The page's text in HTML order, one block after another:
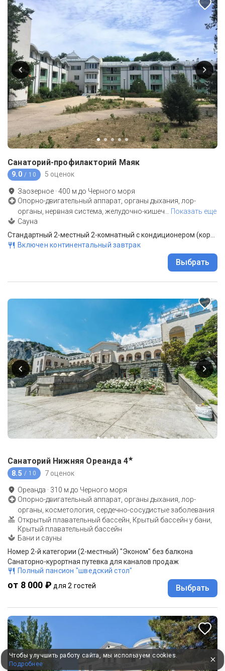
Санаторий-профилакторий Маяк
9.0 / 10 5 оценок
Заозерное ·400 м до Черного моря
Опорно-двигательный аппарат, органы дыхания, лор-
органы, нервная система, желудочно-кишеч
Показать еще
Сауна
Включен континентальный завтрак
Выбрать
Санаторий Нижняя Ореанда 4★
8.5 / 10 7 оценок
Ореанда · 310 м до Черного моря
Опорно-двигательный аппарат, органы дыхания, лор-
органы, косметология, сердечно-сосудистые заболевания
Открытый плавательный бассейн, Крытый бассейн у бани,
Крытый плавательный бассейн
Бани и сауны
Номер 2-й категории (2-местный) "Эконом" без балкона
Санаторно-курортная путевка для каналов продаж
Полный пансион "шведский стол"
от 8 000 ₽ для 2 гостей Выбрать
Чтобы улучшить работу сайта, мы используем cookies.
Подробнее